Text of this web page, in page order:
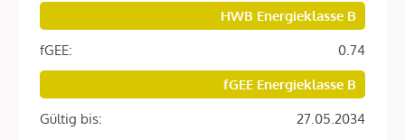
Die Verbindung von urbanem Leben und Natur schafft eine
anhaltend hohe Nachfrage, die eine attraktive Mietrendite
Werte schaffen mit zukunftsorientierten Standards
HWB Energieklasse B
fGEE:
0.74
fGEE Energieklasse B
Gültig bis:
27.05.2034